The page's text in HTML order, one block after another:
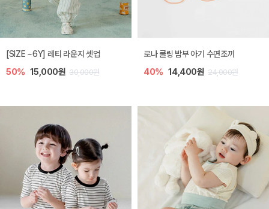
[SIZE ~6Y] 레티 라운지 셋업
50% 15,000원 30,000원
로나 쿨링 밤부 아기 수면조끼
40% 14,400원 24,000원